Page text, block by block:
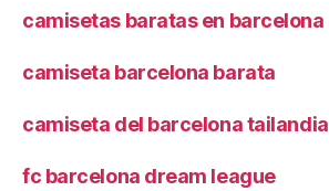
camisetas baratas en barcelona
camiseta barcelona barata
camiseta del barcelona tailandia
fc barcelona dream league